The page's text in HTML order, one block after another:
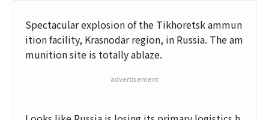
Spectacular explosion of the Tikhoretsk ammun
ition facility, Krasnodar region, in Russia. The am
munition site is totally ablaze.
advertisement